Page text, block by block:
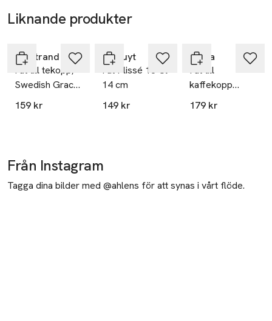
Liknande produkter
Rörstrand
Fat till tekopp,
Swedish Grace,
45 cl
159 kr
Pillivuyt
Fat Plissé 18 Cl
14 cm
149 kr
Iittala
Fat till
kaffekopp
Taika, Ø15 cm
179 kr
Från Instagram
Tagga dina bilder med @ahlens för att synas i vårt flöde.